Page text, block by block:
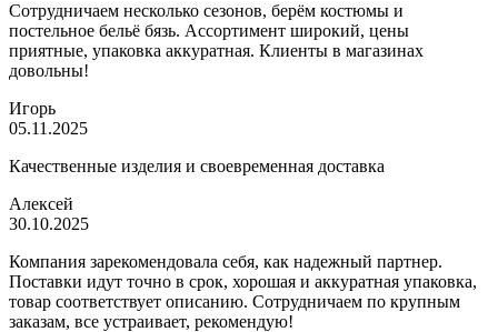
Сотрудничаем несколько сезонов, берём костюмы и
постельное бельё бязь. Ассортимент широкий, цены
приятные, упаковка аккуратная. Клиенты в магазинах
довольны!
Игорь
05.11.2025
Качественные изделия и своевременная доставка
Алексей
30.10.2025
Компания зарекомендовала себя, как надежный партнер.
Поставки идут точно в срок, хорошая и аккуратная упаковка,
товар соответствует описанию. Сотрудничаем по крупным
заказам, все устраивает, рекомендую!